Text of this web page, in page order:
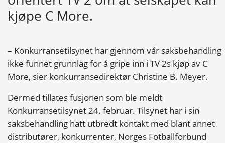
kjøpe C More.
– Konkurransetilsynet har gjennom vår saksbehandling
ikke funnet grunnlag for å gripe inn i TV 2s kjøp av C
More, sier konkurransedirektør Christine B. Meyer.
Dermed tillates fusjonen som ble meldt
Konkurransetilsynet 24. februar. Tilsynet har i sin
saksbehandling hatt utbredt kontakt med blant annet
distributører, konkurrenter, Norges Fotballforbund